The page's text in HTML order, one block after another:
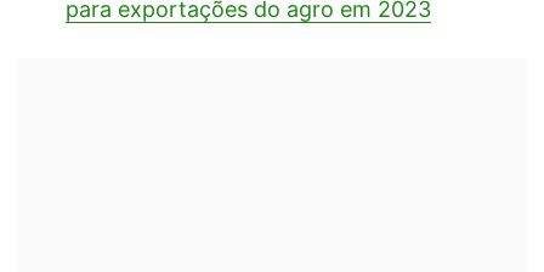
para exportações do agro em 2023